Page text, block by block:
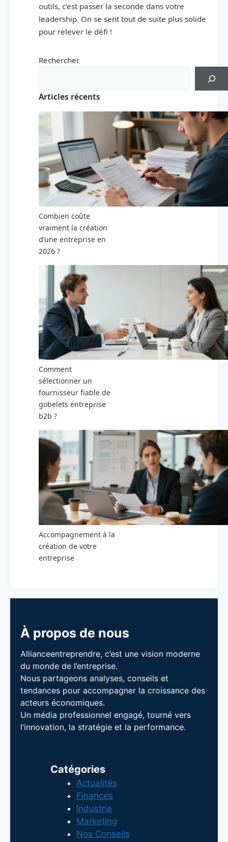
outils, c’est passer la seconde dans votre
leadership. On se sent tout de suite plus solide
pour relever le défi !
Rechercher
Articles récents
Combien coûte
vraiment la création
d’une entreprise en
2026 ?
Comment
sélectionner un
fournisseur fiable de
gobelets entreprise
b2b ?
Accompagnement à la
création de votre
entreprise
À propos de nous
Allianceentreprendre, c’est une vision moderne
du monde de l’entreprise.
Nous partageons analyses, conseils et
tendances pour accompagner la croissance des
acteurs économiques.
Un média professionnel engagé, tourné vers
l’innovation, la stratégie et la performance.
Catégories
Actualités
Finances
Industrie
Marketing
Nos Conseils